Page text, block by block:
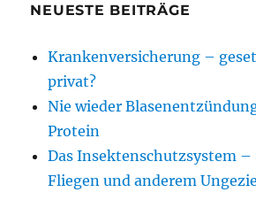
NEUESTE BEITRÄGE
Krankenversicherung –
privat?
Nie wieder
Protein
Das Insektenschutzsystem –
Fliegen und anderem